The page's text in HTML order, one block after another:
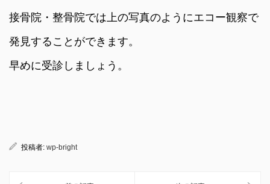
接骨院・整骨院では上の写真のようにエコー観察で
発見することができます。
早めに受診しましょう。
投稿者: wp-bright